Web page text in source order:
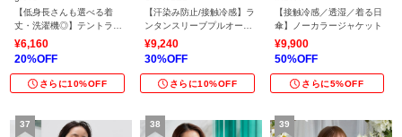
【低身長さんも選べる着
丈・洗濯機◎】テントライ
ンワンピース
¥6,160
20%OFF
さらに10%OFF
【汗染み防止/接触冷感】ラ
ンタンスリーブプルオーバ
ー
¥9,240
30%OFF
さらに10%OFF
【接触冷感／透湿／着る日
傘】ノーカラージャケット
¥9,900
50%OFF
さらに5%OFF